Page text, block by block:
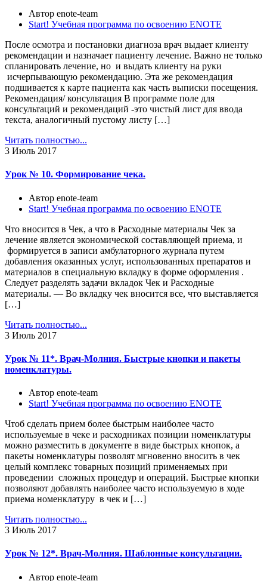
Автор enote-team
Start! Учебная программа по освоению ENOTE
После осмотра и постановки диагноза врач выдает клиенту
рекомендации и назначает пациенту лечение. Важно не только
спланировать лечение, но и выдать клиенту на руки
исчерпывающую рекомендацию. Эта же рекомендация
подшивается к карте пациента как часть выписки посещения.
Рекомендация/ консультация В программе поле для
консультаций и рекомендаций -это чистый лист для ввода
текста, аналогичный пустому листу […]
Читать полностью...
3 Июль 2017
Урок № 10. Формирование чека.
Автор enote-team
Start! Учебная программа по освоению ENOTE
Что вносится в Чек, а что в Расходные материалы Чек за
лечение является экономической составляющей приема, и
формируется в записи амбулаторного журнала путем
добавления оказанных услуг, использованных препаратов и
материалов в специальную вкладку в форме оформления .
Следует разделять задачи вкладок Чек и Расходные
материалы. — Во вкладку чек вносится все, что выставляется
[…]
Читать полностью...
3 Июль 2017
Урок № 11*. Врач-Молния. Быстрые кнопки и пакеты
номенклатуры.
Автор enote-team
Start! Учебная программа по освоению ENOTE
Чтоб сделать прием более быстрым наиболее часто
используемые в чеке и расходниках позиции номенклатуры
можно разместить в документе в виде быстрых кнопок, а
пакеты номенклатуры позволят мгновенно вносить в чек
целый комплекс товарных позиций применяемых при
проведении сложных процедур и операций. Быстрые кнопки
позволяют добавлять наиболее часто используемую в ходе
приема номенклатуру в чек и […]
Читать полностью...
3 Июль 2017
Урок № 12*. Врач-Молния. Шаблонные консультации.
Автор enote-team